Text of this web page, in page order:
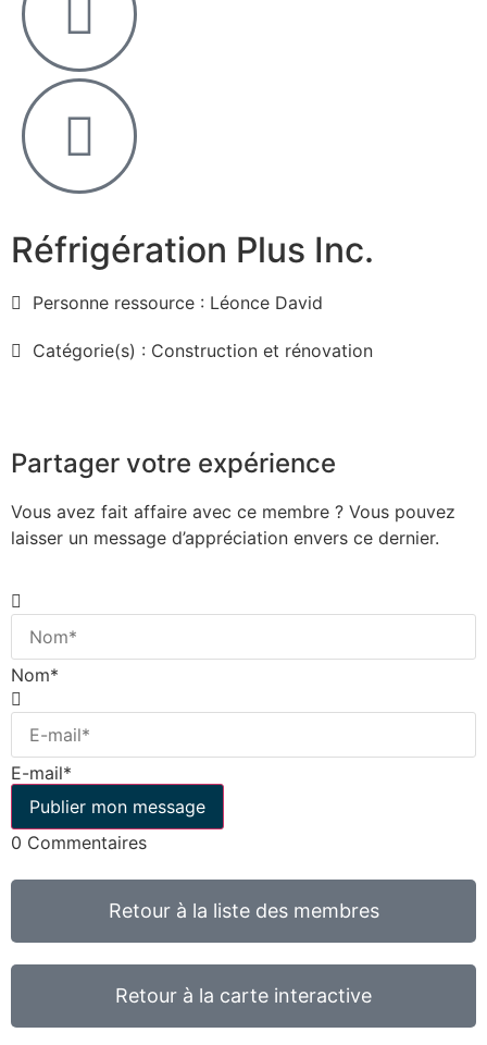
Réfrigération Plus Inc.
Personne ressource : Léonce David
Catégorie(s) : Construction et rénovation
Partager votre expérience
Vous avez fait affaire avec ce membre ? Vous pouvez
laisser un message d’appréciation envers ce dernier.
Nom*
E-mail*
0 Commentaires
Retour à la liste des membres
Retour à la carte interactive